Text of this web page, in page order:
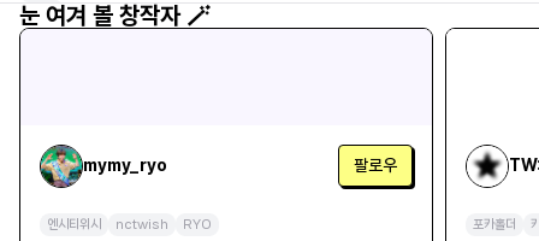
RYO
눈 여겨 볼 창작자 🪄
mymy_ryo 팔로우
엔시티위시 nctwish RYO 포카홀더